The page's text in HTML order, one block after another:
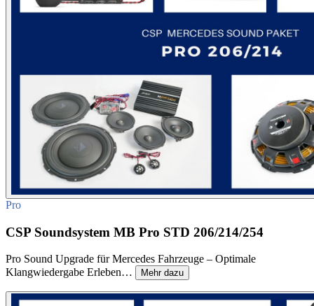
Pro
CSP Soundsystem MB Pro STD 206/214/254
Pro Sound Upgrade für Mercedes Fahrzeuge – Optimale
Klangwiedergabe Erleben…
Mehr dazu